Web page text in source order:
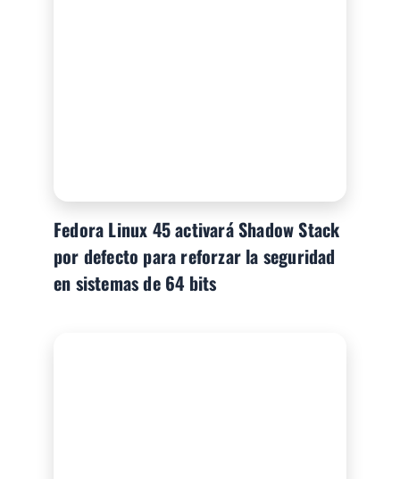
Fedora Linux 45 activará Shadow Stack
por defecto para reforzar la seguridad
en sistemas de 64 bits